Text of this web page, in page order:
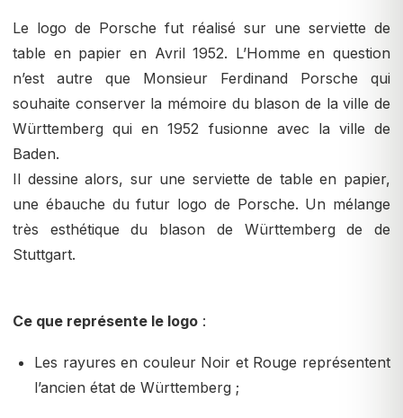
Le logo de Porsche fut réalisé sur une serviette de
table en papier en Avril 1952. L’Homme en question
n’est autre que Monsieur Ferdinand Porsche qui
souhaite conserver la mémoire du blason de la ville de
Württemberg qui en 1952 fusionne avec la ville de
Baden.
Il dessine alors, sur une serviette de table en papier,
une ébauche du futur logo de Porsche. Un mélange
très esthétique du blason de Württemberg de de
Stuttgart.
Ce que représente le logo :
Les rayures en couleur Noir et Rouge représentent
l’ancien état de Württemberg ;